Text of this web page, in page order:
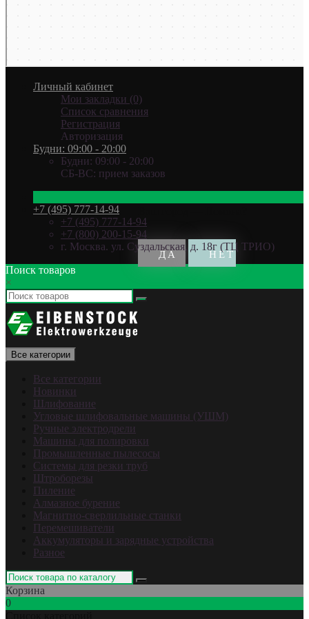
Личный кабинет
Мои закладки (0)
Список сравнения
Регистрация
Авторизация
Будни: 09:00 - 20:00
Будни: 09:00 - 20:00
СБ-ВС: прием заказов
+7 (495) 777-14-94
+7 (495) 777-14-94
+7 (800) 200-15-94
г. Москва. ул. Суздальская, д. 18г (ТЦ ТРИО)
Поиск товаров
×
Все категории
Все категории
Новинки
Шлифование
Угловые шлифовальные машины (УШМ)
Ручные электродрели
Машины для полировки
Промышленные пылесосы
Системы для резки труб
Штроборезы
Пиление
Алмазное бурение
Магнитно-сверлильные станки
Перемешиватели
Аккумуляторы и зарядные устройства
Разное
Корзина
0